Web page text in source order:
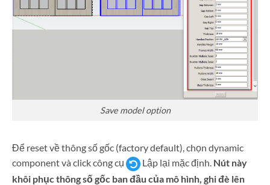
Save model option
Để reset về thông số gốc (factory default), chọn dynamic
component và click công cụ
Lập lại mặc định. Nút này
khôi phục thông số gốc ban đầu của mô hình, ghi đè lên